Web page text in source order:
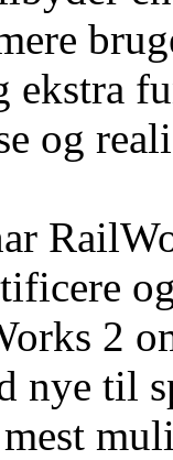
ekstra
og
2
nye til